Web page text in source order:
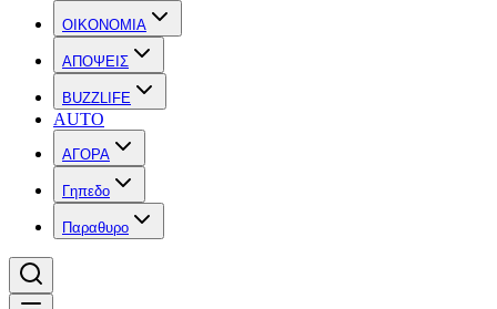
OIKONOMIA
ΑΠΟΨΕΙΣ
BUZZLIFE
AUTO
ΑΓΟΡΑ
Γηπεδο
Παραθυρο